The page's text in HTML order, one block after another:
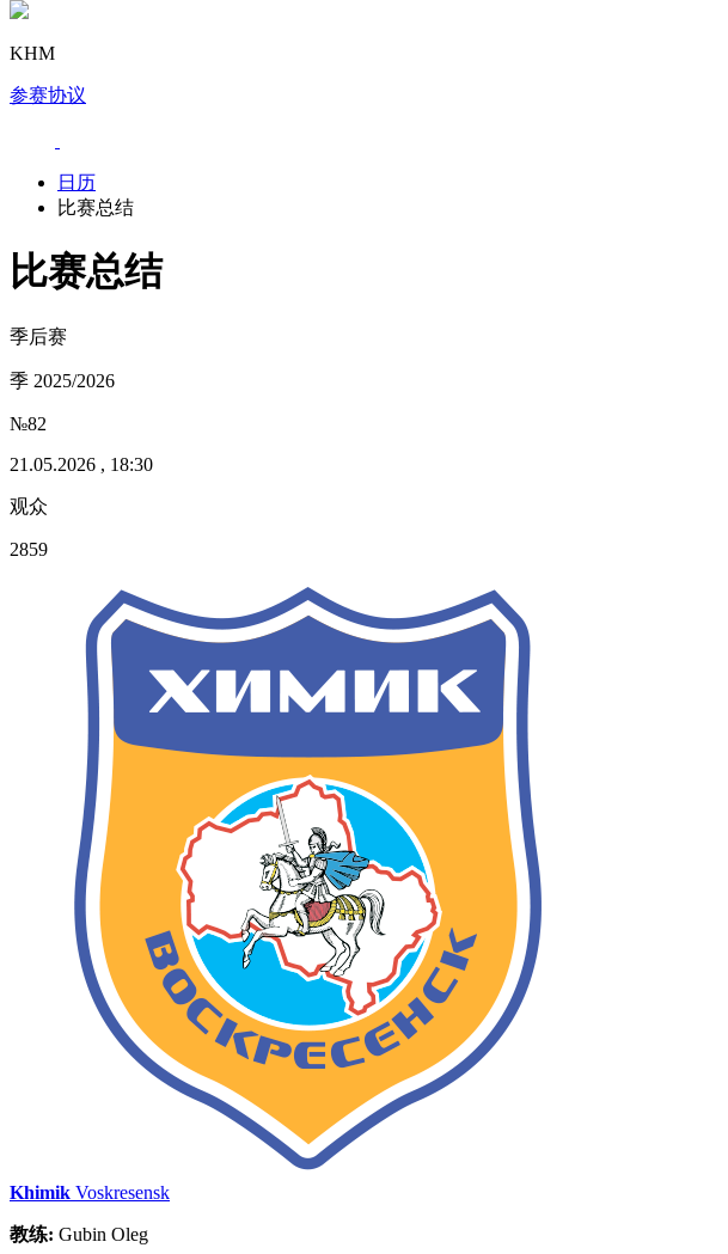
KHM
参赛协议
日历
比赛总结
比赛总结
季后赛
季 2025/2026
№82
21.05.2026 , 18:30
观众
2859
Khimik Voskresensk
教练: Gubin Oleg